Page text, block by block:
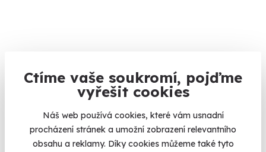
Ctíme vaše soukromí, pojďme
vyřešit cookies
Náš web používá cookies, které vám usnadní
procházení stránek a umožní zobrazení relevantního
obsahu a reklamy. Díky cookies můžeme také tyto